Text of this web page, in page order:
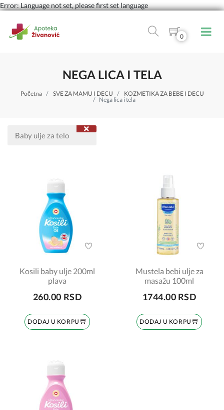
Error: Language not set, please first set language
0
NEGA LICA I TELA
Početna SVE ZA MAMU I DECU
KOZMETIKA ZA BEBE I DECU
Nega lica i tela
Baby ulje za telo
Kosili baby ulje 200ml
plava
260.00 RSD
DODAJ U KORPU
Mustela bebi ulje za
masažu 100ml
1744.00 RSD
DODAJ U KORPU